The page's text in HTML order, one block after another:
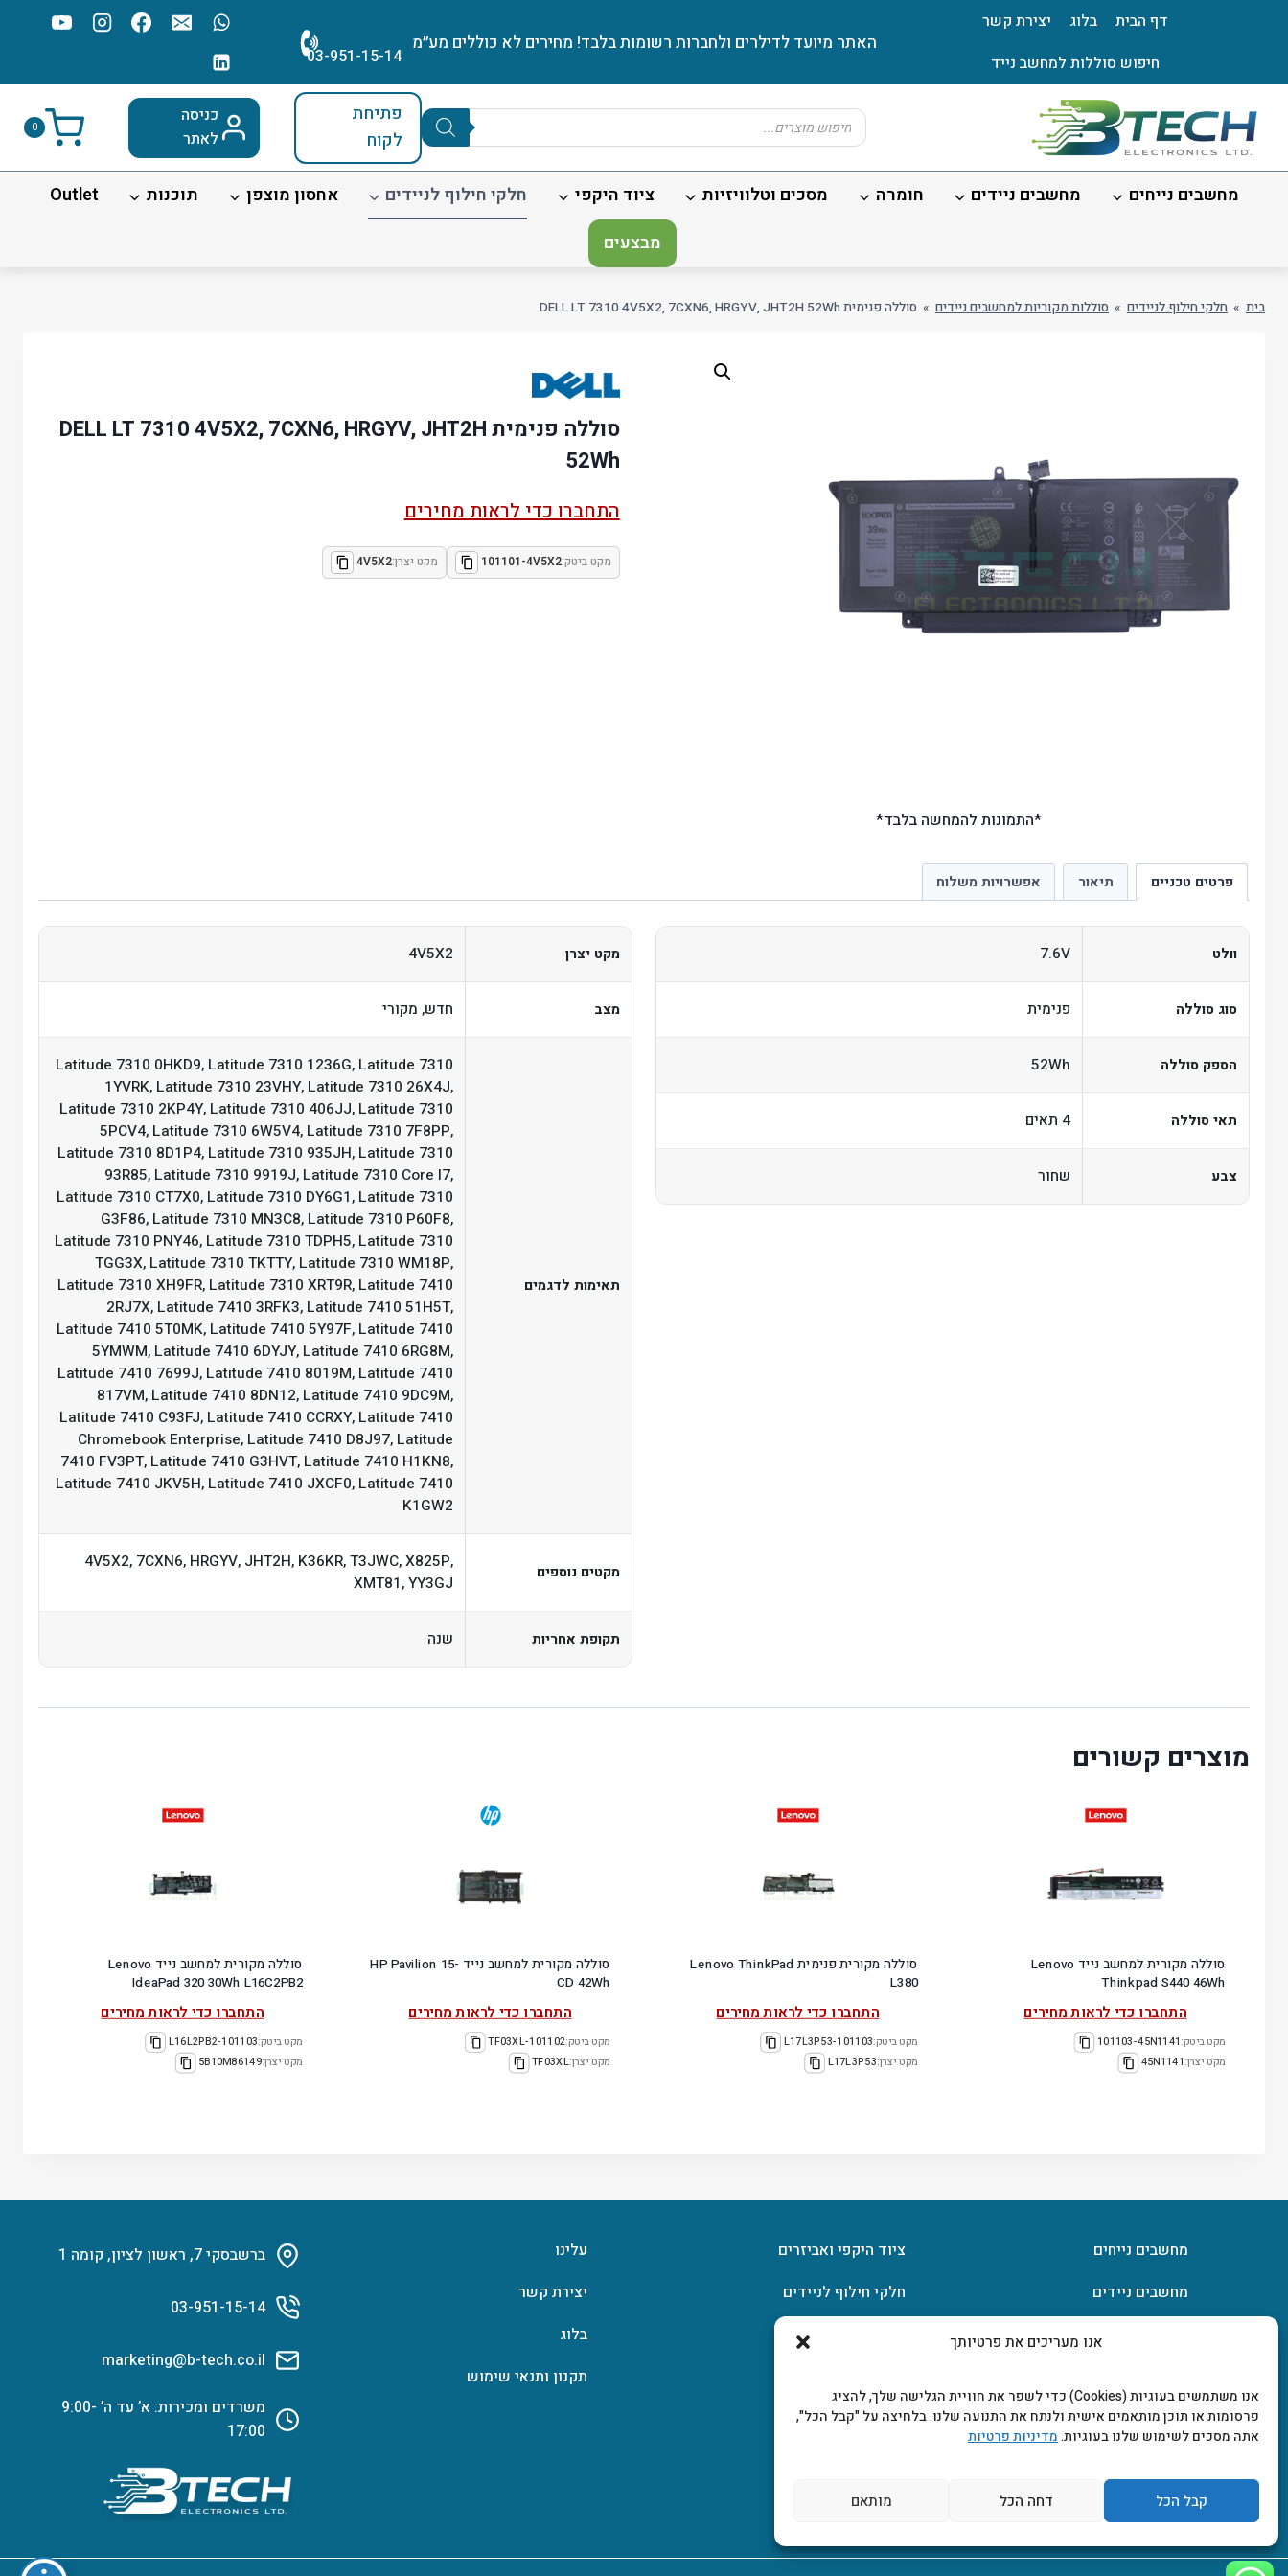
אנו מעריכים את פרטיותך
אנו משתמשים בעוגיות (Cookies) כדי לשפר את חוויית הגלישה שלך, להציג
פרסומות או תוכן מותאמים אישית ולנתח את התנועה שלנו. בלחיצה על "קבל הכל",
אתה מסכים לשימוש שלנו בעוגיות.מדיניות פרטיות
קבל הכל דחה הכל מותאם
דף הבית בלוג
יצירת קשר
חיפוש סוללות למחשב נייד
האתר מיועד לדילרים ולחברות רשומות בלבד! מחירים לא כוללים מע׳׳מ
03-951-15-14
Products
search
פתיחת
לקוח
כניסה
לאתר
0
מחשבים נייחים מחשבים ניידים חומרה מסכים וטלוויזיות ציוד היקפי חלקי חילוף לניידים אחסון מוצפן תוכנות
Outlet
מבצעים
בית » חלקי חילוף לניידים » סוללות מקוריות למחשבים ניידים » סוללה פנימית DELL LT 7310 4V5X2, 7CXN6, HRGYV, JHT2H 52Wh
*התמונות להמחשה בלבד*
סוללה פנימית DELL LT 7310 4V5X2, 7CXN6, HRGYV, JHT2H
52Wh
התחברו כדי לראות מחירים
מקט ביטק:101101-4V5X2 מקט יצרן:4V5X2
פרטים טכניים תיאור אפשרויות משלוח
וולט 7.6V
סוג סוללה פנימית
הספק סוללה 52Wh
תאי סוללה 4 תאים
צבע שחור
מקט יצרן 4V5X2
מצב חדש, מקורי
תאימות לדגמים
Latitude 7310 0HKD9, Latitude 7310 1236G, Latitude 7310
1YVRK, Latitude 7310 23VHY, Latitude 7310 26X4J,
Latitude 7310 2KP4Y, Latitude 7310 406JJ, Latitude 7310
5PCV4, Latitude 7310 6W5V4, Latitude 7310 7F8PP,
Latitude 7310 8D1P4, Latitude 7310 935JH, Latitude 7310
93R85, Latitude 7310 9919J, Latitude 7310 Core I7,
Latitude 7310 CT7X0, Latitude 7310 DY6G1, Latitude 7310
G3F86, Latitude 7310 MN3C8, Latitude 7310 P60F8,
Latitude 7310 PNY46, Latitude 7310 TDPH5, Latitude 7310
TGG3X, Latitude 7310 TKTTY, Latitude 7310 WM18P,
Latitude 7310 XH9FR, Latitude 7310 XRT9R, Latitude 7410
2RJ7X, Latitude 7410 3RFK3, Latitude 7410 51H5T,
Latitude 7410 5T0MK, Latitude 7410 5Y97F, Latitude 7410
5YMWM, Latitude 7410 6DYJY, Latitude 7410 6RG8M,
Latitude 7410 7699J, Latitude 7410 8019M, Latitude 7410
817VM, Latitude 7410 8DN12, Latitude 7410 9DC9M,
Latitude 7410 C93FJ, Latitude 7410 CCRXY, Latitude 7410
Chromebook Enterprise, Latitude 7410 D8J97, Latitude
7410 FV3PT, Latitude 7410 G3HVT, Latitude 7410 H1KN8,
Latitude 7410 JKV5H, Latitude 7410 JXCF0, Latitude 7410
K1GW2
מקטים נוספים
4V5X2, 7CXN6, HRGYV, JHT2H, K36KR, T3JWC, X825P,
XMT81, YY3GJ
תקופת אחריות שנה
מוצרים קשורים
סוללה מקורית למחשב נייד Lenovo
Thinkpad S440 46Wh
התחברו כדי לראות מחירים
מקט ביטק:101103-45N1141
מקט יצרן:45N1141
סוללה מקורית פנימית Lenovo ThinkPad
L380
התחברו כדי לראות מחירים
מקט ביטק:101103-L17L3P53
מקט יצרן:L17L3P53
סוללה מקורית למחשב נייד HP Pavilion 15-
CD 42Wh
התחברו כדי לראות מחירים
מקט ביטק:101102-TF03XL
מקט יצרן:TF03XL
סוללה מקורית למחשב נייד Lenovo
IdeaPad 320 30Wh L16C2PB2
התחברו כדי לראות מחירים
מקט ביטק:101103-L16L2PB2
מקט יצרן:5B10M86149
מחשבים נייחים
מחשבים ניידים
ציוד היקפי ואביזרים
חלקי חילוף לניידים
עלינו
יצירת קשר
בלוג
תקנון ותנאי שימוש
ברשבסקי 7, ראשון לציון, קומה 1
03-951-15-14
marketing@b-tech.co.il
משרדים ומכירות: א’ עד ה’ 9:00-
17:00